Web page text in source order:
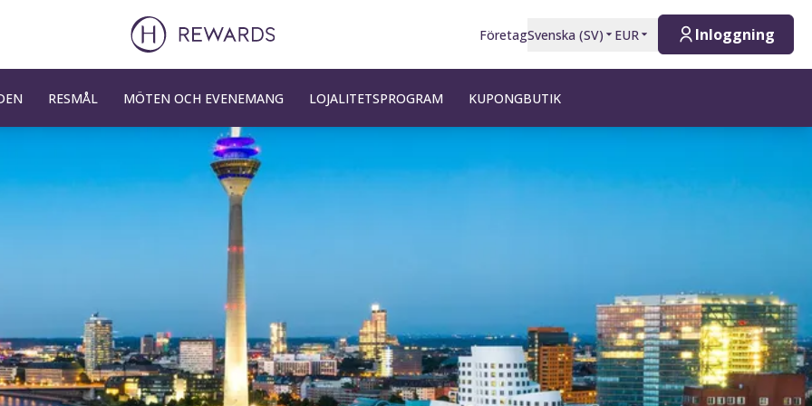
FöretagSvenska (SV) EUR Inloggning
RESMÅL MÖTEN OCH EVENEMANG LOJALITETSPROGRAM KUPONGBUTIK